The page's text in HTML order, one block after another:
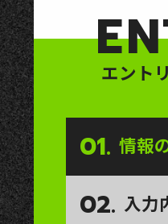
エント
01. 情報
02. 入力